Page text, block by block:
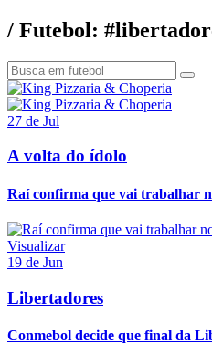
/ Futebol:
27 de Jul
A volta do ídolo
Raí confirma que vai trabalhar
Visualizar
19 de Jun
Libertadores
Conmebol decide que final da